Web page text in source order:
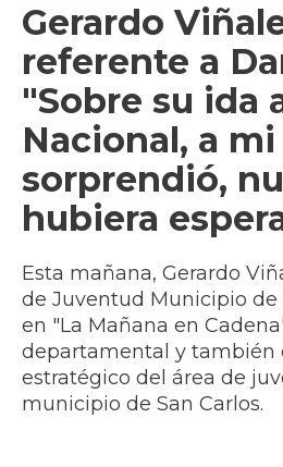
Gerardo
referente a
"Sobre su ida
Nacional, a
sorprendió,
hubiera
Esta mañana, Gerardo
de Juventud Municipio de
en "La Mañana en
departamental y también
estratégico del área de
municipio de San Carlos.